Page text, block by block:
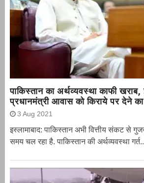
पाकिस्तान का अर्थव्यवस्था काफी खराब,
प्रधानमंत्री आवास को किराये पर देने का
3 Aug 2021
इस्लामाबाद: पाकिस्तान अभी वित्तीय संकट से
समय चल रहा है. पाकिस्तान की अर्थव्यवस्था